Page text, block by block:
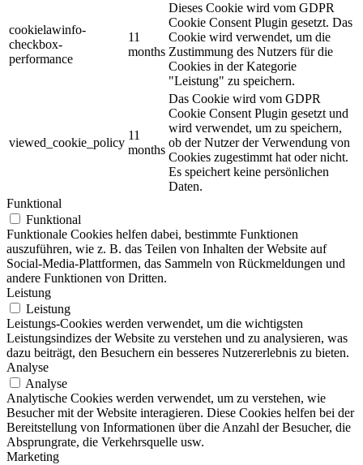
cookielawinfo-
checkbox-
performance
11
months
Dieses Cookie wird vom GDPR
Cookie Consent Plugin gesetzt. Das
Cookie wird verwendet, um die
Zustimmung des Nutzers für die
Cookies in der Kategorie
"Leistung" zu speichern.
viewed_cookie_policy
11
months
Das Cookie wird vom GDPR
Cookie Consent Plugin gesetzt und
wird verwendet, um zu speichern,
ob der Nutzer der Verwendung von
Cookies zugestimmt hat oder nicht.
Es speichert keine persönlichen
Daten.
Funktional
Funktional
Funktionale Cookies helfen dabei, bestimmte Funktionen
auszuführen, wie z. B. das Teilen von Inhalten der Website auf
Social-Media-Plattformen, das Sammeln von Rückmeldungen und
andere Funktionen von Dritten.
Leistung
Leistung
Leistungs-Cookies werden verwendet, um die wichtigsten
Leistungsindizes der Website zu verstehen und zu analysieren, was
dazu beiträgt, den Besuchern ein besseres Nutzererlebnis zu bieten.
Analyse
Analyse
Analytische Cookies werden verwendet, um zu verstehen, wie
Besucher mit der Website interagieren. Diese Cookies helfen bei der
Bereitstellung von Informationen über die Anzahl der Besucher, die
Absprungrate, die Verkehrsquelle usw.
Marketing